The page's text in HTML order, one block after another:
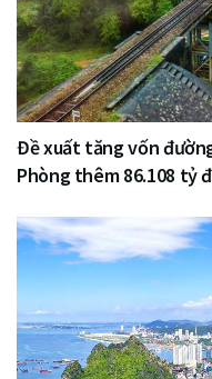
Đề xuất tăng vốn
Phòng thêm 86.108 tỷ